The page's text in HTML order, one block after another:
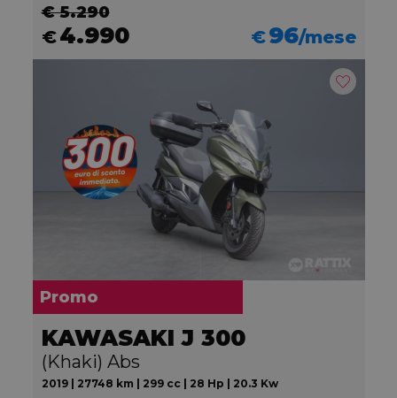
€ 5.290
€4.990 €96/mese
Promo
KAWASAKI J 300
(Khaki) Abs
2019 | 27748 km | 299 cc | 28 Hp | 20.3 Kw